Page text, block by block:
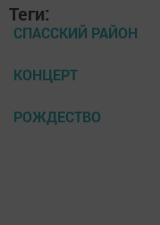
Теги:
СПАССКИЙ РАЙОН
КОНЦЕРТ
РОЖДЕСТВО